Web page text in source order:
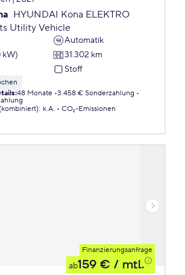
HYUNDAI Kona ELEKTRO
Utility Vehicle
Automatik
kW)
31.302 km
Stoff
:48 Monate 3.458 € Sonderzahlung
: k.A.
CO₂-Emissionen
Finanzierungsanfrage
ab159 € / mtl.